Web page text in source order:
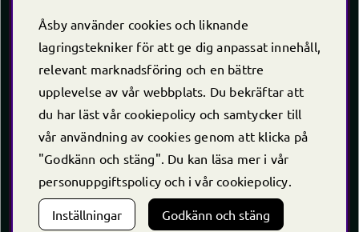
E-post:info@asby.nu
Org nr: 556222-2900
Åsby använder cookies och liknande
lagringstekniker för att ge dig anpassat innehåll,
relevant marknadsföring och en bättre
upplevelse av vår webbplats. Du bekräftar att
du har läst vår cookiepolicy och samtycker till
vår användning av cookies genom att klicka på
"Godkänn och stäng". Du kan läsa mer i vår
personuppgiftspolicy och i vårcookiepolicy.
Inställningar Godkänn och stäng